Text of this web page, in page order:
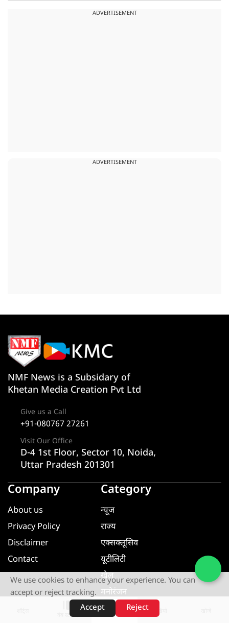
ADVERTISEMENT
ADVERTISEMENT
वेब स्टोरीज़
NMF News is a Subsidary of
Khetan Media Creation Pvt Ltd
Give us a Call
+91-080767 27261
Visit Our Office
D-4 1st Floor, Sector 10, Noida,
Uttar Pradesh 201301
Company
About us
Privacy Policy
Disclaimer
Contact
Category
न्यूज
राज्य
एक्सक्लूसिव
यूटीलिटी
खेल
मनोरंजन
धर्म ज्ञान
We use cookies to enhance your experience. You can
accept or reject tracking.
Accept
Reject